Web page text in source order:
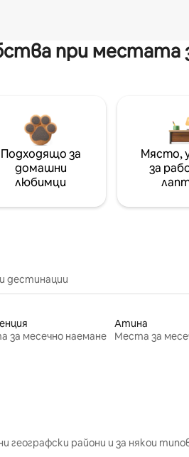
при местата
Подходящо за
домашни
любимци
Място,
за
дестинации
за месечно наемане
Атина
Места за
географски райони и за някои